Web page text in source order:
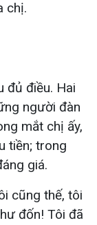
chị.
đủ điều. Hai
người đàn
mắt chị ấy,
tiền; trong
giá.
cũng thế, tôi
đốn! Tôi đã